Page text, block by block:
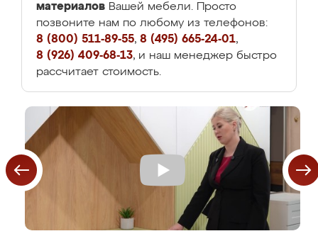
материалов Вашей мебели. Просто
позвоните нам по любому из телефонов:
8 (800) 511-89-55, 8 (495) 665-24-01,
8 (926) 409-68-13, и наш менеджер быстро
рассчитает стоимость.